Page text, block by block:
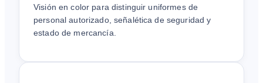
Visión en color para distinguir uniformes de
personal autorizado, señalética de seguridad y
estado de mercancía.